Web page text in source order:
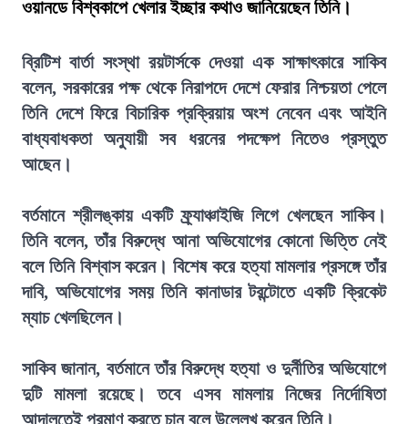
ওয়ানডে বিশ্বকাপে খেলার ইচ্ছার কথাও জানিয়েছেন তিনি।
ব্রিটিশ বার্তা সংস্থা রয়টার্সকে দেওয়া এক সাক্ষাৎকারে সাকিব
বলেন, সরকারের পক্ষ থেকে নিরাপদে দেশে ফেরার নিশ্চয়তা পেলে
তিনি দেশে ফিরে বিচারিক প্রক্রিয়ায় অংশ নেবেন এবং আইনি
বাধ্যবাধকতা অনুযায়ী সব ধরনের পদক্ষেপ নিতেও প্রস্তুত
আছেন।
বর্তমানে শ্রীলঙ্কায় একটি ফ্র্যাঞ্চাইজি লিগে খেলছেন সাকিব।
তিনি বলেন, তাঁর বিরুদ্ধে আনা অভিযোগের কোনো ভিত্তি নেই
বলে তিনি বিশ্বাস করেন। বিশেষ করে হত্যা মামলার প্রসঙ্গে তাঁর
দাবি, অভিযোগের সময় তিনি কানাডার টরন্টোতে একটি ক্রিকেট
ম্যাচ খেলছিলেন।
সাকিব জানান, বর্তমানে তাঁর বিরুদ্ধে হত্যা ও দুর্নীতির অভিযোগে
দুটি মামলা রয়েছে। তবে এসব মামলায় নিজের নির্দোষিতা
আদালতেই প্রমাণ করতে চান বলে উল্লেখ করেন তিনি।